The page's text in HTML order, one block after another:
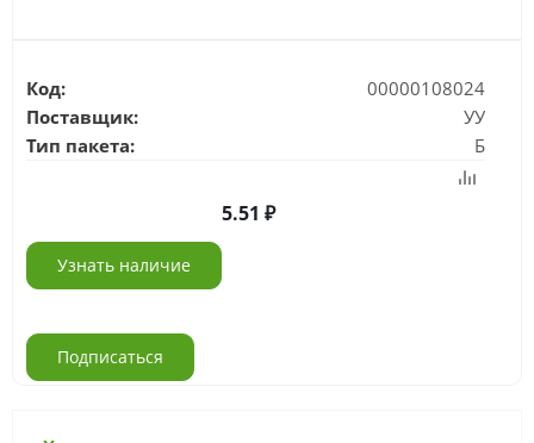
Код:
00000108024
Поставщик:
УУ
Тип пакета:
Б
5.51
Узнать наличие
Подписаться